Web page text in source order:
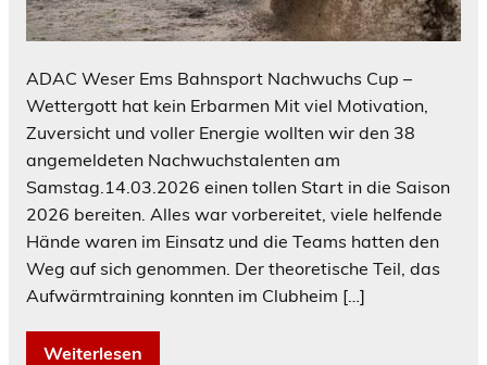
ADAC Weser Ems Bahnsport Nachwuchs Cup –
Wettergott hat kein Erbarmen Mit viel Motivation,
Zuversicht und voller Energie wollten wir den 38
angemeldeten Nachwuchstalenten am
Samstag.14.03.2026 einen tollen Start in die Saison
2026 bereiten. Alles war vorbereitet, viele helfende
Hände waren im Einsatz und die Teams hatten den
Weg auf sich genommen. Der theoretische Teil, das
Aufwärmtraining konnten im Clubheim […]
Weiterlesen